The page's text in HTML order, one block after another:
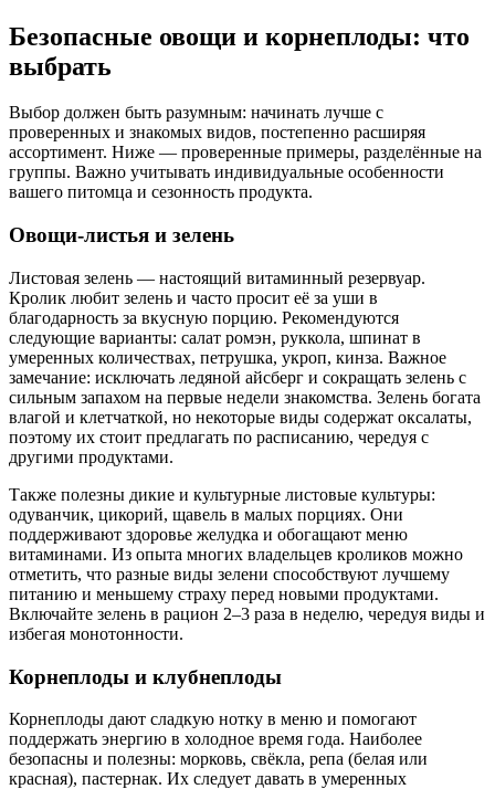
Безопасные овощи и корнеплоды: что
выбрать
Выбор должен быть разумным: начинать лучше с
проверенных и знакомых видов, постепенно расширяя
ассортимент. Ниже — проверенные примеры, разделённые на
группы. Важно учитывать индивидуальные особенности
вашего питомца и сезонность продукта.
Овощи-листья и зелень
Листовая зелень — настоящий витаминный резервуар.
Кролик любит зелень и часто просит её за уши в
благодарность за вкусную порцию. Рекомендуются
следующие варианты: салат ромэн, руккола, шпинат в
умеренных количествах, петрушка, укроп, кинза. Важное
замечание: исключать ледяной айсберг и сокращать зелень с
сильным запахом на первые недели знакомства. Зелень богата
влагой и клетчаткой, но некоторые виды содержат оксалаты,
поэтому их стоит предлагать по расписанию, чередуя с
другими продуктами.
Также полезны дикие и культурные листовые культуры:
одуванчик, цикорий, щавель в малых порциях. Они
поддерживают здоровье желудка и обогащают меню
витаминами. Из опыта многих владельцев кроликов можно
отметить, что разные виды зелени способствуют лучшему
питанию и меньшему страху перед новыми продуктами.
Включайте зелень в рацион 2–3 раза в неделю, чередуя виды и
избегая монотонности.
Корнеплоды и клубнеплоды
Корнеплоды дают сладкую нотку в меню и помогают
поддержать энергию в холодное время года. Наиболее
безопасны и полезны: морковь, свёкла, репа (белая или
красная), пастернак. Их следует давать в умеренных